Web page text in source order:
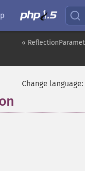
«
Change language: